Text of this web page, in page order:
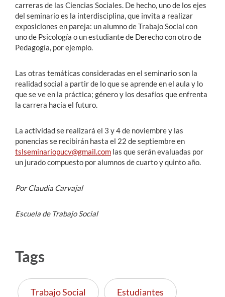
carreras de las Ciencias Sociales. De hecho, uno de los ejes
del seminario es la interdisciplina, que invita a realizar
exposiciones en pareja: un alumno de Trabajo Social con
uno de Psicología o un estudiante de Derecho con otro de
Pedagogía, por ejemplo.
Las otras temáticas consideradas en el seminario son la
realidad social a partir de lo que se aprende en el aula y lo
que se ve en la práctica; género y los desafíos que enfrenta
la carrera hacia el futuro.
La actividad se realizará el 3 y 4 de noviembre y las
ponencias se recibirán hasta el 22 de septiembre en
tslseminariopucv@gmail.com las que serán evaluadas por
un jurado compuesto por alumnos de cuarto y quinto año.
Por Claudia Carvajal
Escuela de Trabajo Social
Tags
Trabajo Social Estudiantes